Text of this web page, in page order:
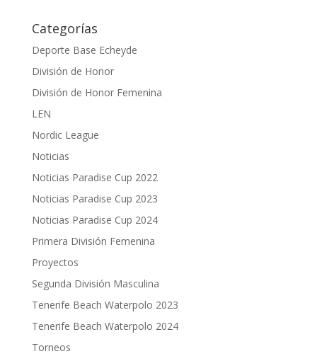
Categorías
Deporte Base Echeyde
División de Honor
División de Honor Femenina
LEN
Nordic League
Noticias
Noticias Paradise Cup 2022
Noticias Paradise Cup 2023
Noticias Paradise Cup 2024
Primera División Femenina
Proyectos
Segunda División Masculina
Tenerife Beach Waterpolo 2023
Tenerife Beach Waterpolo 2024
Torneos